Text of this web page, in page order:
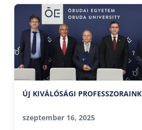
ÚJ KIVÁLÓSÁGI PROFESSZORAINK
szeptember 16, 2025